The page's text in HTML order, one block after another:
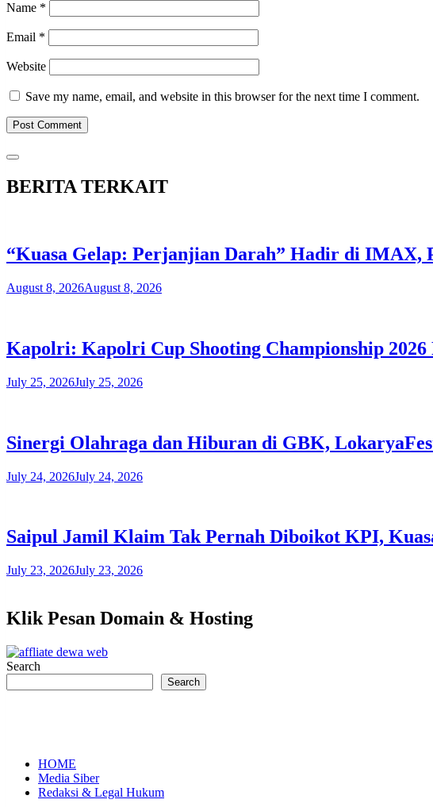
Name *
Email *
Website
Save my name, email, and website in this browser for the next time I comment.
BERITA TERKAIT
“Kuasa Gelap: Perjanjian Darah” Hadir di IMAX,
August 8, 2026August 8, 2026
Kapolri: Kapolri Cup Shooting Championship
July 25, 2026July 25, 2026
​Sinergi Olahraga dan Hiburan di GBK,
July 24, 2026July 24, 2026
Saipul Jamil Klaim Tak Pernah Diboikot KPI,
July 23, 2026July 23, 2026
Klik Pesan Domain & Hosting
Search
Search
HOME
Media Siber
Redaksi & Legal Hukum